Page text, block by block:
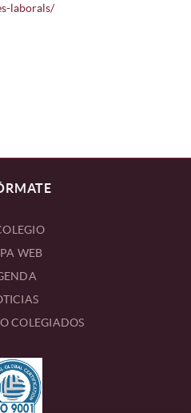
laborals/
WEB
COLEGIADOS